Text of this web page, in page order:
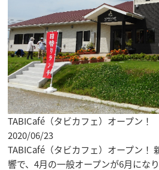
TABICafé（タビカフェ）オープン！
2020/06/23
TABICafé（タビカフェ）オープン！
響で、4月の一般オープンが6月にな